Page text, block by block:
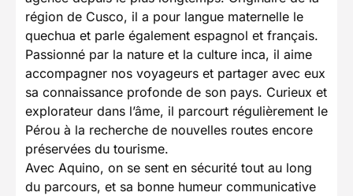
région de Cusco, il a pour langue maternelle le
quechua et parle également espagnol et français.
Passionné par la nature et la culture inca, il aime
accompagner nos voyageurs et partager avec eux
sa connaissance profonde de son pays. Curieux et
explorateur dans l’âme, il parcourt régulièrement le
Pérou à la recherche de nouvelles routes encore
préservées du tourisme.
Avec Aquino, on se sent en sécurité tout au long
du parcours, et sa bonne humeur communicative